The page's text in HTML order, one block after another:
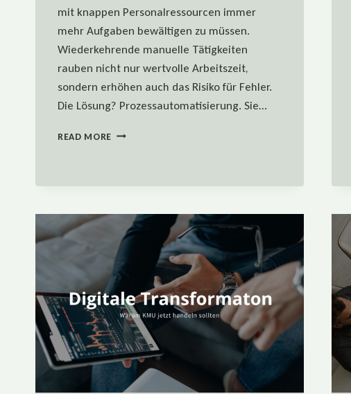
mit knappen Personalressourcen immer
mehr Aufgaben bewältigen zu müssen.
Wiederkehrende manuelle Tätigkeiten
rauben nicht nur wertvolle Arbeitszeit,
sondern erhöhen auch das Risiko für Fehler.
Die Lösung? Prozessautomatisierung. Sie…
READ MORE PROZESSAUTOMATISIERUNG
KMU
ZEIT